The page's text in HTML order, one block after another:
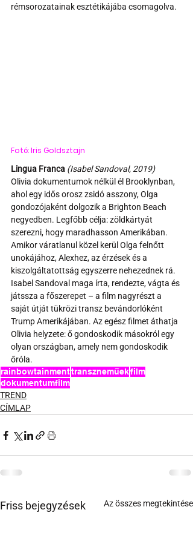
rémsorozatainak esztétikájába csomagolva.
Fotó: Iris Goldsztajn
Lingua Franca (Isabel Sandoval, 2019)
Olivia dokumentumok nélkül él Brooklynban,
ahol egy idős orosz zsidó asszony, Olga
gondozójaként dolgozik a Brighton Beach
negyedben. Legfőbb célja: zöldkártyát
szerezni, hogy maradhasson Amerikában.
Amikor váratlanul közel kerül Olga felnőtt
unokájához, Alexhez, az érzések és a
kiszolgáltatottság egyszerre nehezednek rá.
Isabel Sandoval maga írta, rendezte, vágta és
játssza a főszerepet – a film nagyrészt a
saját útját tükrözi transz bevándorlóként
Trump Amerikájában. Az egész filmet áthatja
Olivia helyzete: ő gondoskodik másokról egy
olyan országban, amely nem gondoskodik
őróla.
rainbowtainmenttranszneműekfilm
dokumentumfilm
TREND
CÍMLAP
Friss bejegyzések Az összes megtekintése